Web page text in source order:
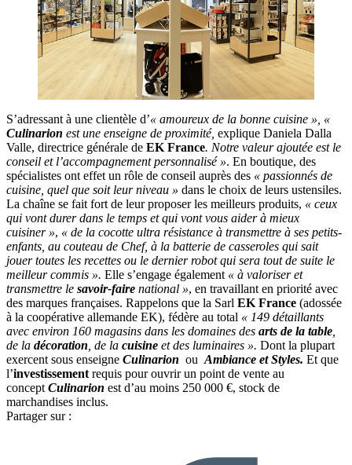
S’adressant à une clientèle d’« amoureux de la bonne cuisine », «
Culinarion est une enseigne de proximité, explique Daniela Dalla
Valle, directrice générale de EK France. Notre valeur ajoutée est le
conseil et l’accompagnement personnalisé ». En boutique, des
spécialistes ont effet un rôle de conseil auprès des « passionnés de
cuisine, quel que soit leur niveau » dans le choix de leurs ustensiles.
La chaîne se fait fort de leur proposer les meilleurs produits, « ceux
qui vont durer dans le temps et qui vont vous aider à mieux
cuisiner », « de la cocotte ultra résistance à transmettre à ses petits-
enfants, au couteau de Chef, à la batterie de casseroles qui sait
jouer toutes les recettes ou le dernier robot qui sera tout de suite le
meilleur commis ». Elle s’engage également « à valoriser et
transmettre le savoir-faire national », en travaillant en priorité avec
des marques françaises. Rappelons que la Sarl EK France (adossée
à la coopérative allemande EK), fédère au total « 149 détaillants
avec environ 160 magasins dans les domaines des arts de la table
de la décoration , de la cuisine et des luminaires ». Dont la plupart
exercent sous enseigne Culinarion ou Ambiance et Styles. Et que
l’investissement requis pour ouvrir un point de vente au
concept Culinarion est d’au moins 250 000 €, stock de
marchandises inclus.
Partager sur :